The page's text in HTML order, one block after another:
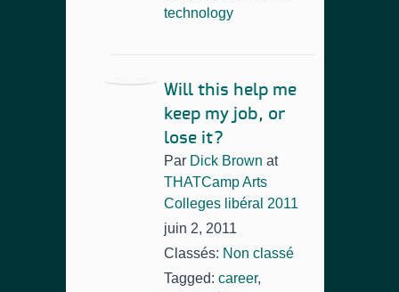
technology
Will this help me
keep my job, or
lose it?
Par Dick Brown at
THATCamp Arts
Colleges libéral 2011
juin 2, 2011
Classés: Non classé
Tagged: career,